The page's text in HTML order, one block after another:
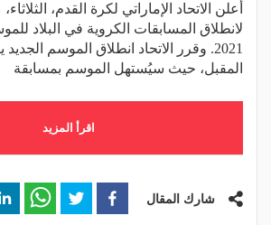
أعلن الاتحاد الإماراتي لكرة القدم،
المقبل، حيث سيُستهل الموسم بمسابقة
اقرأ المزيد
شارك المقال